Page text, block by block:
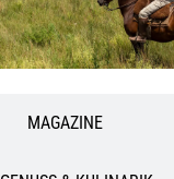
MAGAZINE